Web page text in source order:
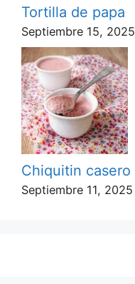
Tortilla de papa
Septiembre 15, 2025
Chiquitin casero
Septiembre 11, 2025